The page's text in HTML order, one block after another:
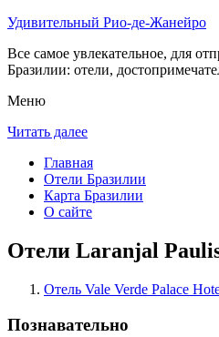
Удивительный Рио-де-Жанейро
Все самое увлекательное, для
Бразилии: отели,
Меню
Читать далее
Главная
Отели Бразилии
Карта Бразилии
О сайте
Отели Laranjal
Отель Vale Verde Palace
Познавательно